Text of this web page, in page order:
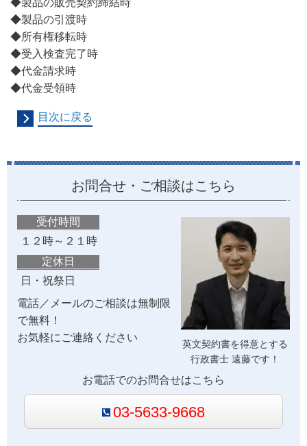
◆製品の販売契約締結時
◆製品の引渡時
◆所有権移転時
◆受入検査完了時
◆代金請求時
◆代金受領時
目次に戻る
お問合せ・ご相談はこちら
英文契約書を得意とする
行政書士 遠藤です！
受付時間
１２時～２１時
定休日
日・祝祭日
電話／メールのご相談は無制限
で無料！
お気軽にご連絡ください
お電話でのお問合せはこちら
03-5633-9668